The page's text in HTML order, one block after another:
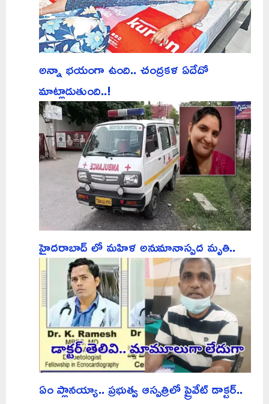
అన్నా భయంగా ఉంది.. చంద్రకళ ఏదేదో
మాట్లాడుతుంది..!
హైదరాబాద్ లో మహిళ అనుమానాస్పద మృతి..
ఏం ప్లానయ్యా.. ప్రభుత్వ ఆస్పత్రిలో ప్రైవేట్ డాక్టర్..